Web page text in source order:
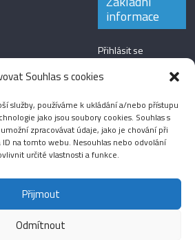
Souhlas s cookies
služby, používáme k ukládání a/nebo přístupu
jako jsou soubory cookies. Souhlas s
zpracovávat údaje, jako je chování při
na tomto webu. Nesouhlas nebo odvolání
určité vlastnosti a funkce.
Přijmout
Odmítnout
informace
Přihlásit se
Zdroj kanálů
Kanál komentářů
Česká lokalizace
Fotografie Audio